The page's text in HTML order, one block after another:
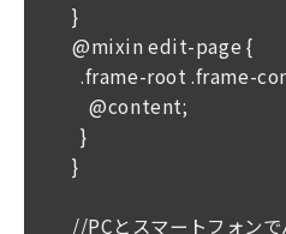
}
@mixin edit-page {
.frame-root .frame-
    @content;
  }
}
//PCとスマートフォンで